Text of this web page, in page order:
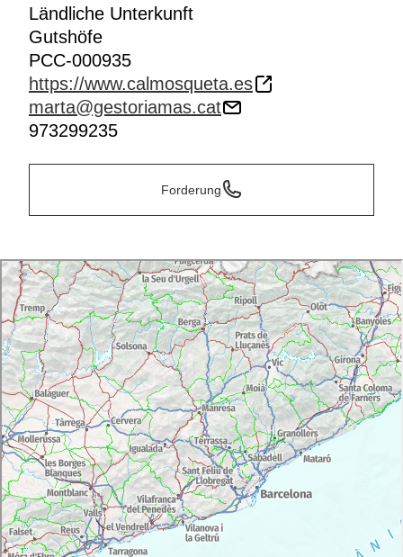
Ländliche Unterkunft
Gutshöfe
PCC-000935
https://www.calmosqueta.es
marta@gestoriamas.cat
973299235
Forderung